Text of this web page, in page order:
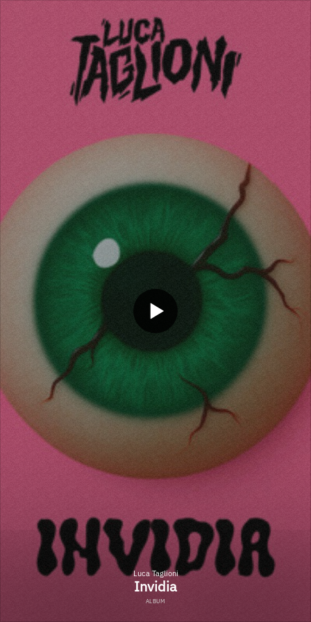
Luca Taglioni
Invidia
ALBUM